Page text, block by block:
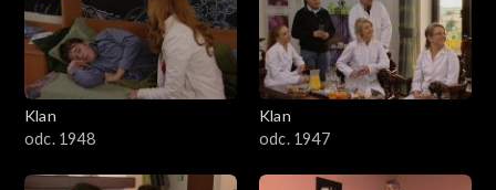
Klan
odc. 1948
Klan
odc. 1947